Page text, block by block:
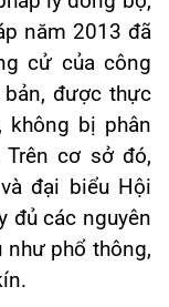
năm 2013 đã
cử của công
được thực
không bị phân
cơ sở đó,
đại biểu Hội
đủ các nguyên
như phổ thông,